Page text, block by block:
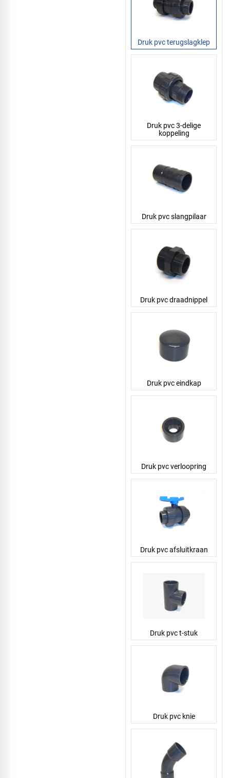
Druk pvc terugslagklep
Druk pvc 3-delige
koppeling
Druk pvc slangpilaar
Druk pvc draadnippel
Druk pvc eindkap
Druk pvc verloopring
Druk pvc afsluitkraan
Druk pvc t-stuk
Druk pvc knie